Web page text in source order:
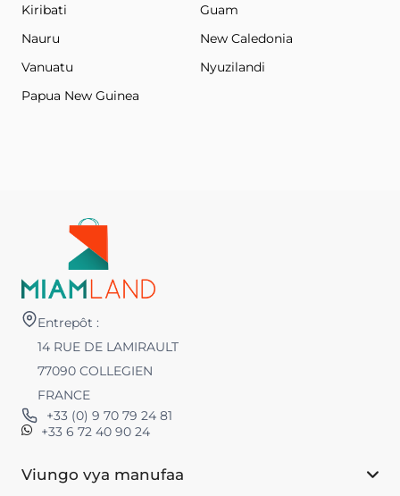
Kiribati
Guam
Nauru
New Caledonia
Vanuatu
Nyuzilandi
Papua New Guinea
Entrepôt :
14 RUE DE LAMIRAULT
77090 COLLEGIEN
FRANCE
+33 (0) 9 70 79 24 81
+33 6 72 40 90 24
Viungo vya manufaa